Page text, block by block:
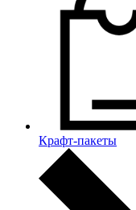
Крафт-пакеты